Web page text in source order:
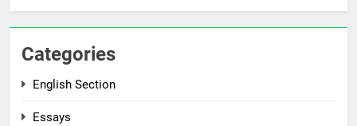
Categories
English Section
Essays